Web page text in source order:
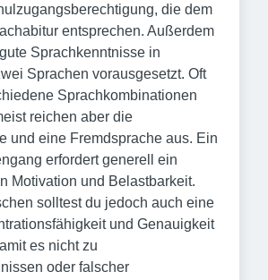
die dem
entsprechen. Außerdem
Sprachkenntnisse in
Sprachen vorausgesetzt. Oft
Sprachkombinationen
reichen aber die
und eine Fremdsprache aus. Ein
erfordert generell ein
Motivation und Belastbarkeit.
solltest du jedoch auch eine
und Genauigkeit
es nicht zu
oder falscher